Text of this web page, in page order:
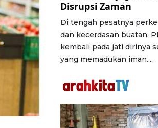
Disrupsi Zaman
Di tengah pesatnya
dan kecerdasan buatan,
kembali pada jati dirinya
yang memadukan iman....